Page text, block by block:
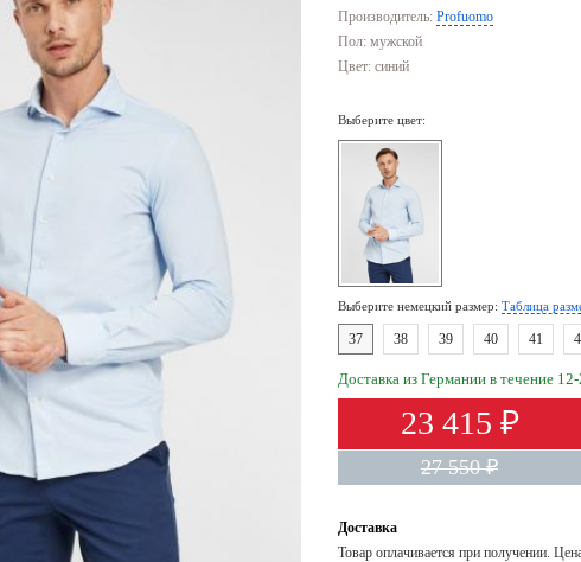
Производитель: Profuomo
Пол: мужской
Цвет: синий
Выберите цвет:
Выберите немецкий размер: Таблица
37 38 39 40 41
Доставка из Германии в течение
23 415 ₽
27 550 ₽
Доставка
Товар оплачивается при получении.